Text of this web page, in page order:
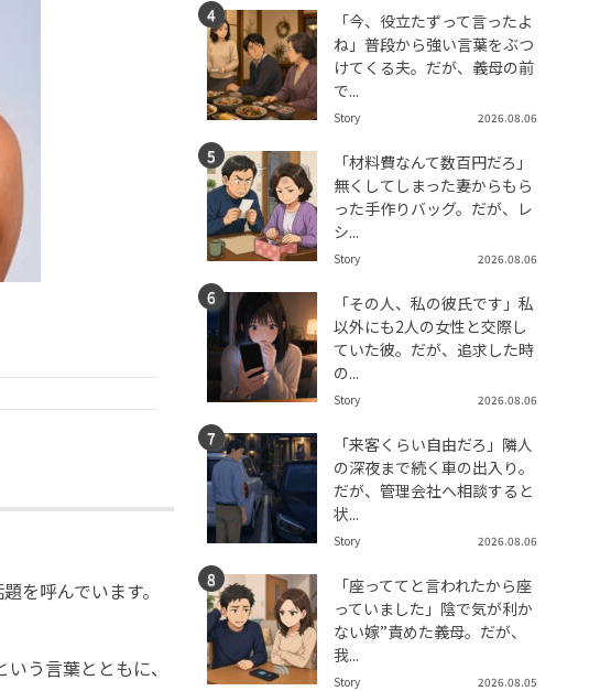
を呼んでいます。
う言葉とともに、
「今、役立たずって言ったよ
ね」普段から強い言葉をぶつ
けてくる夫。だが、義母の前
で...
Story 2026.08.06
「材料費なんて数百円だろ」
無くしてしまった妻からもら
った手作りバッグ。だが、レ
シ...
Story 2026.08.06
「その人、私の彼氏です」私
以外にも2人の女性と交際し
ていた彼。だが、追求した時
の...
Story 2026.08.06
「来客くらい自由だろ」隣人
の深夜まで続く車の出入り。
だが、管理会社へ相談すると
状...
Story 2026.08.06
「座っててと言われたから座
っていました」陰で気が利か
ない嫁”責めた義母。だが、
我...
Story 2026.08.05